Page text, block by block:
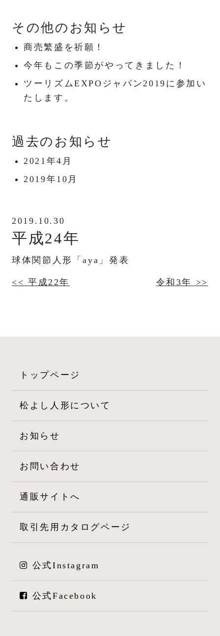
その他のお知らせ
商売繁盛を祈願！
今年もこの季節がやってきました！
ツーリズムEXPOジャパン2019に参加い
たします。
過去のお知らせ
2021年4月
2019年10月
2019.10.30
平成24年
球体関節人形「aya」発表
投
ゲ
ー
シ
ョ
ン
<< 平成22年 令和3年 >>
トップページ
松よし人形について
お知らせ
お問い合わせ
通販サイトへ
取引先用カタログページ
公式Instagram
公式Facebook